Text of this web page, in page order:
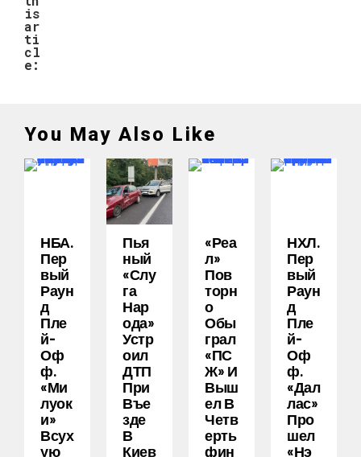
is
ar
ti
cl
e:
You May Also Like
НБА.
Пер
Вый
Раун
Д
Пле
Й-
Оф
Ф.
«Ми
Луок
И»
Всух
Ую
Пья
Ный
«слу
Га
Нар
Ода»
Устр
Оил
ДТП
При
Въе
Зде
В
Киев
«Реа
Л»
Пов
Торн
О
Обы
Грал
«ПС
Ж» И
Выш
Ел В
Четв
Ерть
Фин
НХЛ.
Пер
Вый
Раун
Д
Пле
Й-
Оф
Ф.
«Дал
Лас»
Про
Шел
«Нэ